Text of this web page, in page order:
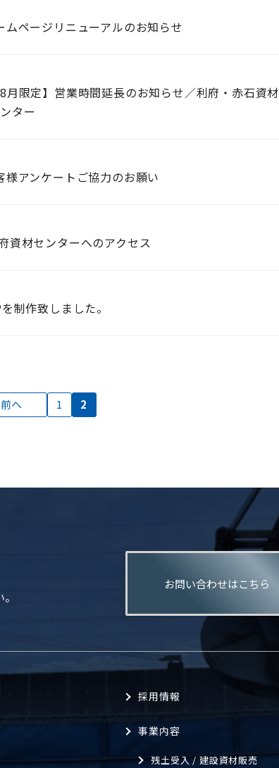
ムページリニューアルのお知らせ
8月限定】営業時間延長のお知らせ／利府・赤石資材
ター
様アンケートご協力のお願い
資材センターへのアクセス
制作致しました。
前へ 1 2
お問い合わせはこちら
採用情報
事業内容
残土受入 / 建設資材販売